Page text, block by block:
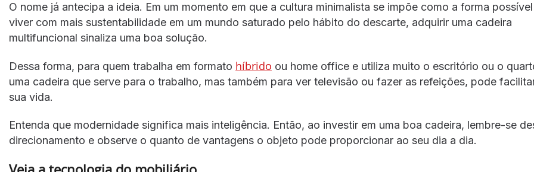
O nome já antecipa a ideia. Em um momento em que a cultura minimalista se impõe como a forma
viver com mais sustentabilidade em um mundo saturado pelo hábito do descarte, adquirir uma cadeira
multifuncional sinaliza uma boa solução.
Dessa forma, para quem trabalha em formato híbrido ou home office e utiliza muito o escritório ou o
uma cadeira que serve para o trabalho, mas também para ver televisão ou fazer as refeições, pode
sua vida.
Entenda que modernidade significa mais inteligência. Então, ao investir em uma boa cadeira, lembre-se
direcionamento e observe o quanto de vantagens o objeto pode proporcionar ao seu dia a dia.